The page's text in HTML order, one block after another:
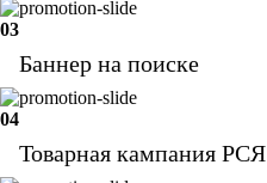
03
Баннер на поиске
04
Товарная кампания РСЯ